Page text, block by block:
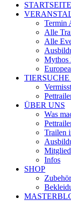
STARTSEITE
Termin
Alle
Alle
Mythos
ÜBER UNS
Was
Trailen
Infos
SHOP
Zubehör